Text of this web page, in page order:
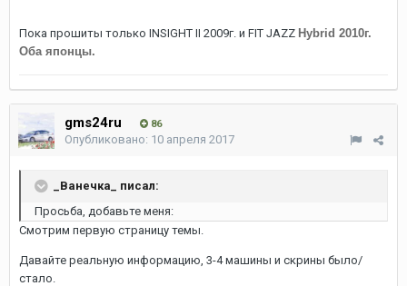
Пока прошиты только INSIGHT II 2009г. и FIT JAZZ Hybrid 2010г.
Оба японцы.
gms24ru 86
Опубликовано: 10 апреля 2017
_Ванечка_ писал:
Просьба, добавьте меня:
Смотрим первую страницу темы.
Давайте реальную информацию, 3-4 машины и скрины было/
стало.